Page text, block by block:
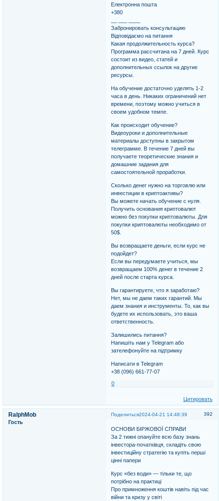
Електронна пошта
+380
Забронировать консультацию
Відповідаємо на питання
Какая продолжительность курса?
Программа рассчитана на 7 дней. Курс
состоит из видео, статей и
дополнительных ссылок на другие
ресурсы.
На обучение достаточно уделять 1-2
часа в день. Никаких ограничений нет
времени, поэтому можно учиться в
своем удобном темпе.
Как происходит обучение?
Видеоуроки и дополнительные
материалы доступны в закрытом
телеграмме. В течение 7 дней вы
получаете теоретические знания и
домашние задания для
самостоятельной проработки.
Сколько денег нужно на торговлю или
инвестиции в криптоактивы?
Вы можете начать обучение с нуля.
Получить основания криптовалют
можно без покупки криптовалюты. Для
покупки криптовалюты необходимо от
50$.
Вы возвращаете деньги, если курс не
подойдет?
Если вы передумаете учиться, мы
возвращаем 100% денег в течение 2
дней после старта курса.
Вы гарантируете, что я заработаю?
Нет, мы не даем таких гарантий. Мы
даем знания и инструменты. То, как вы
будете их использовать, это ваша
ответственность.
Залишились питання?
Напишіть нам у Telegram або
зателефонуйте на підтримку
Написати в Telegram
+38 (096) 661-77-07
0
Цитировать
Поделиться 392
2024-04-21 14:48:39
RalphMob
Гость
ОСНОВИ БІРЖОВОЇ СПРАВИ
За 2 тижні опануйте всю базу знань
інвестора-початківця, складіть свою
інвестиційну стратегію та купіть перші
цінні папери
Курс «без води» — тільки те, що
потрібно на практиці
Про примноження коштів навіть під час
війни та кризу у світі